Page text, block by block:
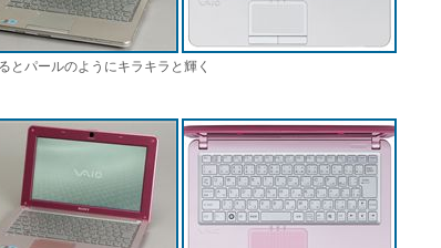
とパールのようにキラキラと輝く